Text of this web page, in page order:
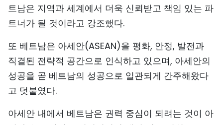
트남은 지역과 세계에서 더욱 신뢰받고 책임 있는 파
트너가 될 것이라고 강조했다.
또 베트남은 아세안(ASEAN)을 평화, 안정, 발전과
직결된 전략적 공간으로 인식하고 있으며, 아세안의
성공을 곧 베트남의 성공으로 일관되게 간주해왔다
고 덧붙였다.
아세안 내에서 베트남은 권력 중심이 되려는 것이 아